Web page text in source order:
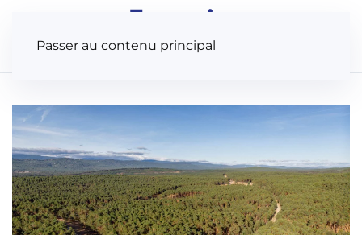
Passer au contenu principal
Panneau de gestion des cookies